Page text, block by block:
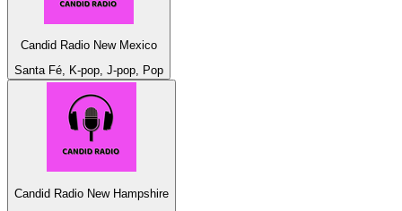
Candid Radio New Mexico
Santa Fé, K-pop, J-pop, Pop
Candid Radio New Hampshire